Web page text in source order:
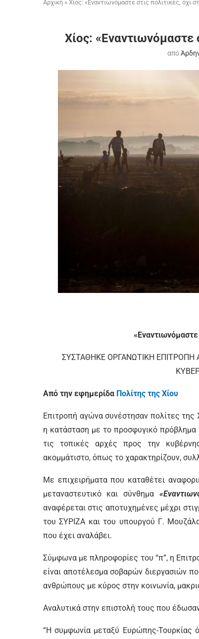
Αρχική » Χίος: «Εναντιωνόμαστε στις πολιτικές, όχι
Χίος: «Εναντιωνόμαστε
από
ΣΥΣΤΑΘΗΚΕ ΟΡΓΑΝΩΤΙΚΗ ΕΠΙΤΡΟΠΗ
Από την εφημερίδα Πολίτης της Χίου
Επιτροπή αγώνα συνέστησαν πολίτες της
η κατάσταση με το προσφυγικό πρόβλημα
τις τοπικές αρχές προς την
ακομμάτιστο, όπως το χαρακτηρίζουν,
Με επιχειρήματα που καταθέτει
μεταναστευτικό και σύνθημα
αναφέρεται στις αποτυχημένες μέχρι
του ΣΥΡΙΖΑ και του υπουργού Γ.
που έχει αναλάβει.
Σύμφωνα με πληροφορίες του “π”, η
είναι αποτέλεσμα σοβαρών διεργασιών
ανθρώπους με κύρος στην κοινωνία,
Αναλυτικά στην επιστολή τους που
“Η συμφωνία μεταξύ Ευρώπης-Τουρκίας